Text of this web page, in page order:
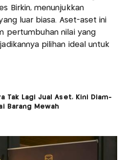
Birkin, menunjukkan
luar biasa. Aset-aset ini
pertumbuhan nilai yang
pilihan ideal untuk
Tak Lagi Jual Aset, Kini Diam-
Barang Mewah